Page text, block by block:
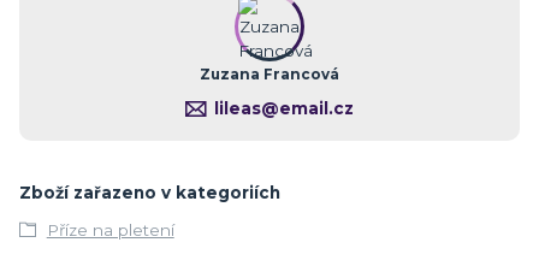
Zuzana Francová
lileas@email.cz
Zboží zařazeno v kategoriích
Příze na pletení